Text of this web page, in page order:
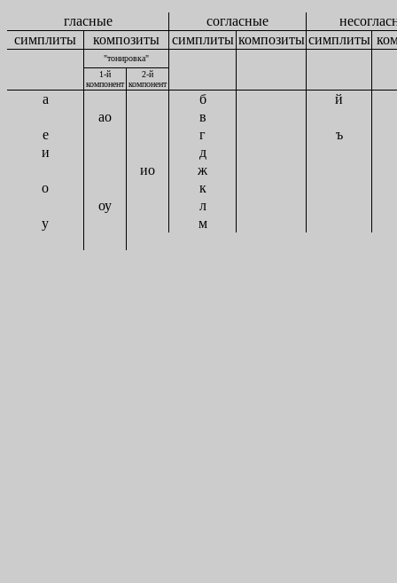
гласные согласные
симплиты
композиты симплиты композиты симплиты
"тонировка"
1-й
компонент
2-й
компонент
а б
й
ао
в
е
г
ъ
и
д
ио
ж
о
к
оу
л
у
м